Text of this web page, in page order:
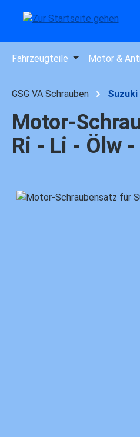
Hauptinhalt springen
Zur Suche springen
Zur Hauptnavigation springen
Fahrzeugteile Motor &
GSG VA Schrauben Suzuki
Motor-
Ri - Li - Ölw
Bildergalerie überspringen